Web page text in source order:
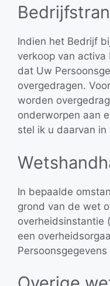
Indien het Bedrijf
verkoop van
dat Uw
overgedragen.
worden
onderworpen aan
stel ik u daarvan in
In bepaalde
grond van de wet
overheidsinstantie
een